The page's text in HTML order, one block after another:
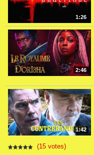
1:26
2:46
1:42
(15 votes)